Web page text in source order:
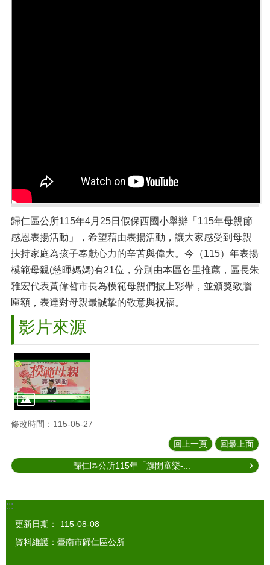
歸仁區公所115年4月25日假保西國小舉辦「115年母親節
感恩表揚活動」，希望藉由表揚活動，讓大家感受到母親
扶持家庭為孩子奉獻心力的辛苦與偉大。今（115）年表揚
模範母親(慈暉媽媽)有21位，分別由本區各里推薦，區長朱
雅宏代表黃偉哲市長為模範母親們披上彩帶，並頒獎致贈
匾額，表達對母親最誠摯的敬意與祝福。
影片來源
修改時間：115-05-27
回上一頁 回最上面
歸仁區公所115年「旗開童樂-...
:::
更新日期：
115-08-08
資料維護：臺南市歸仁區公所